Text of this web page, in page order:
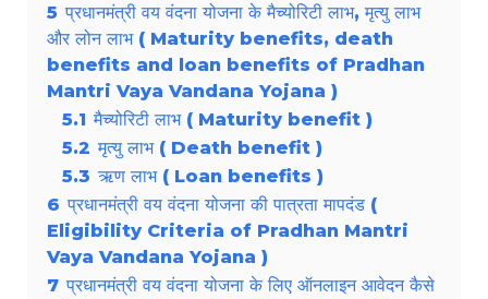
5 प्रधानमंत्री वय वंदना योजना के मैच्योरिटी लाभ, मृत्यु लाभ
और लोन लाभ ( Maturity benefits, death
benefits and loan benefits of Pradhan
Mantri Vaya Vandana Yojana )
5.1 मैच्योरिटी लाभ ( Maturity benefit )
5.2 मृत्यु लाभ ( Death benefit )
5.3 ऋण लाभ ( Loan benefits )
6 प्रधानमंत्री वय वंदना योजना की पात्रता मापदंड (
Eligibility Criteria of Pradhan Mantri
Vaya Vandana Yojana )
7 प्रधानमंत्री वय वंदना योजना के लिए ऑनलाइन आवेदन कैसे